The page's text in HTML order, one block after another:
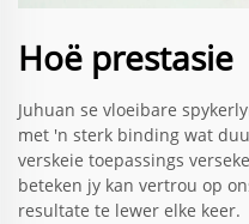
Hoë prestasie
Juhuan se vloeibare
met 'n sterk binding wat
verskeie toepassings
beteken jy kan vertrou op
resultate te lewer elke keer.